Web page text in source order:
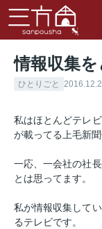
情報収集を
ひとりごと
私はほとんどテレ
が載ってる上毛新
一応、一会社の社
とは思ってます。
私が情報収集して
るテレビです。